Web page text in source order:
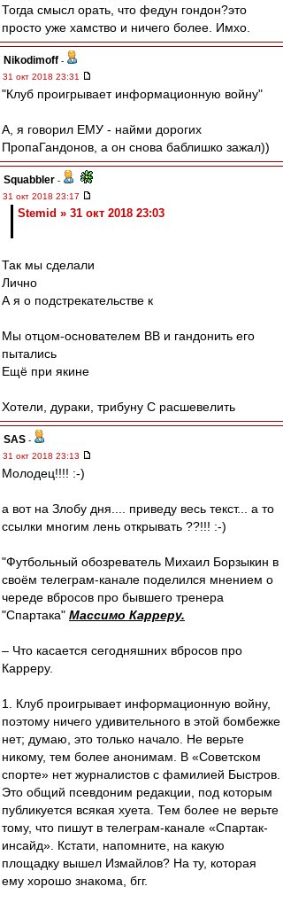
Тогда смысл орать, что федун гондон?это
просто уже хамство и ничего более. Имхо.
Nikodimoff -
31 окт 2018 23:31
"Клуб проигрывает информационную войну"
А, я говорил ЕМУ - найми дорогих
ПропаГандонов, а он снова баблишко зажал))
Squabbler -
31 окт 2018 23:17
Stemid » 31 окт 2018 23:03
Так мы сделали
Лично
А я о подстрекательстве к
Мы отцом-основателем ВВ и гандонить его
пытались
Ещё при якине
Хотели, дураки, трибуну С расшевелить
SAS -
31 окт 2018 23:13
Молодец!!!! :-)
а вот на Злобу дня.... приведу весь текст... а то
ссылки многим лень открывать ??!!! :-)
"Футбольный обозреватель Михаил Борзыкин в
своём телеграм-канале поделился мнением о
череде вбросов про бывшего тренера
"Спартака" Массимо Карреру.
– Что касается сегодняшних вбросов про
Карреру.
1. Клуб проигрывает информационную войну,
поэтому ничего удивительного в этой бомбежке
нет; думаю, это только начало. Не верьте
никому, тем более анонимам. В «Советском
спорте» нет журналистов с фамилией Быстров.
Это общий псевдоним редакции, под которым
публикуется всякая хуета. Тем более не верьте
тому, что пишут в телеграм-канале «Спартак-
инсайд». Кстати, напомните, на какую
площадку вышел Измайлов? На ту, которая
ему хорошо знакома, бгг.